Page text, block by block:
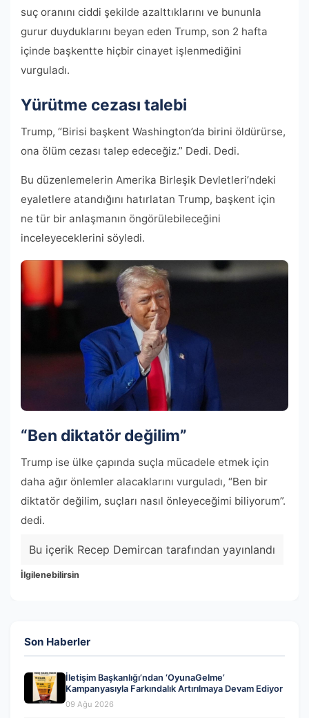
suç oranını ciddi şekilde azalttıklarını ve bununla
gurur duyduklarını beyan eden Trump, son 2 hafta
içinde başkentte hiçbir cinayet işlenmediğini
vurguladı.
Yürütme cezası talebi
Trump, “Birisi başkent Washington’da birini öldürürse,
ona ölüm cezası talep edeceğiz.” Dedi. Dedi.
Bu düzenlemelerin Amerika Birleşik Devletleri’ndeki
eyaletlere atandığını hatırlatan Trump, başkent için
ne tür bir anlaşmanın öngörülebileceğini
inceleyeceklerini söyledi.
“Ben diktatör değilim”
Trump ise ülke çapında suçla mücadele etmek için
daha ağır önlemler alacaklarını vurguladı, “Ben bir
diktatör değilim, suçları nasıl önleyeceğimi biliyorum”.
dedi.
Bu içerik Recep Demircan tarafından yayınlandı
İlgilenebilirsin
Son Haberler
İletişim Başkanlığı’ndan ‘OyunaGelme’
Kampanyasıyla Farkındalık Artırılmaya Devam Ediyor
09 Ağu 2026